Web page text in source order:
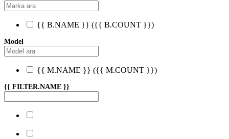
{{ B.NAME }} ({{ B.COUNT }})
Model
{{ M.NAME }} ({{ M.COUNT }})
{{ FILTER.NAME }}